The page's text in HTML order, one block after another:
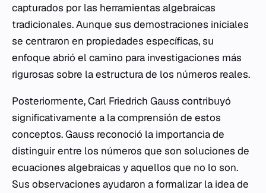
capturados por las herramientas algebraicas
tradicionales. Aunque sus demostraciones iniciales
se centraron en propiedades específicas, su
enfoque abrió el camino para investigaciones más
rigurosas sobre la estructura de los números reales.
Posteriormente, Carl Friedrich Gauss contribuyó
significativamente a la comprensión de estos
conceptos. Gauss reconoció la importancia de
distinguir entre los números que son soluciones de
ecuaciones algebraicas y aquellos que no lo son.
Sus observaciones ayudaron a formalizar la idea de